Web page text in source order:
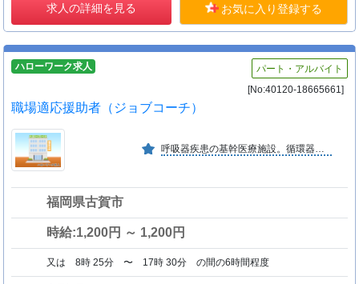
求人の詳細を見る お気に入り登録する
ハローワーク求人
パート・アルバイト
[No:40120-18665661]
職場適応援助者（ジョブコーチ）
呼吸器疾患の基幹医療施設。循環器疾患の専門医療施設。内分泌・代謝疾患の専門医療施設。重症心身障害の専門医療施設。救急告示病院。
福岡県古賀市
時給:1,200円 ～ 1,200円
又は 8時 25分 〜 17時 30分 の間の6時間程度